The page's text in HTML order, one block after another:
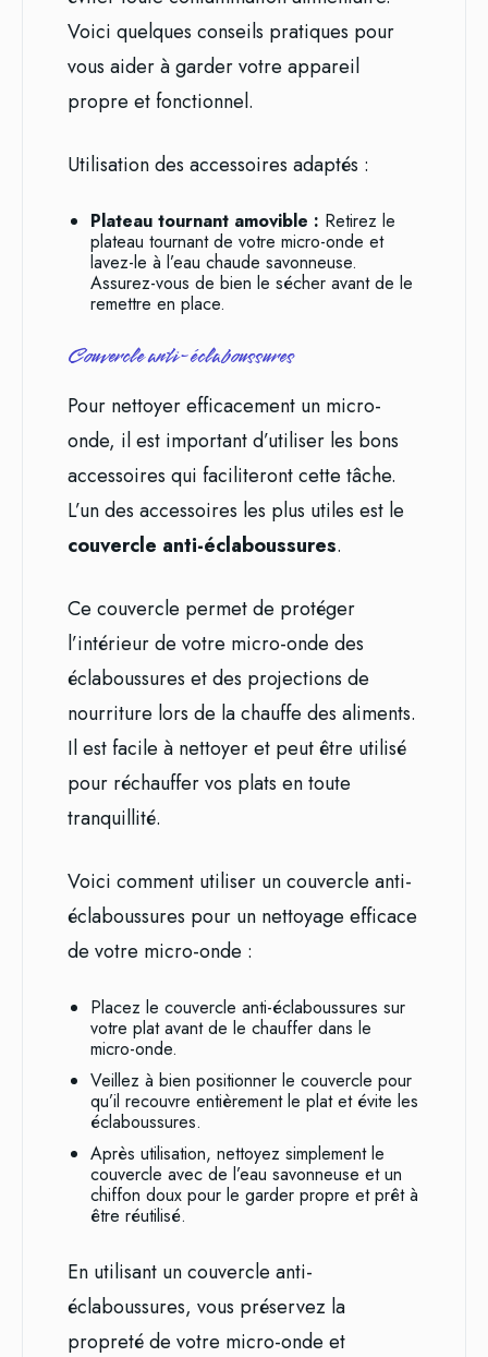
Voici quelques conseils pratiques pour
vous aider à garder votre appareil
propre et fonctionnel.
Utilisation des accessoires adaptés :
Plateau tournant amovible : Retirez le
plateau tournant de votre micro-onde et
lavez-le à l’eau chaude savonneuse.
Assurez-vous de bien le sécher avant de le
remettre en place.
Couvercle anti-éclaboussures
Pour nettoyer efficacement un micro-
onde, il est important d’utiliser les bons
accessoires qui faciliteront cette tâche.
L’un des accessoires les plus utiles est le
couvercle anti-éclaboussures.
Ce couvercle permet de protéger
l’intérieur de votre micro-onde des
éclaboussures et des projections de
nourriture lors de la chauffe des aliments.
Il est facile à nettoyer et peut être utilisé
pour réchauffer vos plats en toute
tranquillité.
Voici comment utiliser un couvercle anti-
éclaboussures pour un nettoyage efficace
de votre micro-onde :
Placez le couvercle anti-éclaboussures sur
votre plat avant de le chauffer dans le
micro-onde.
Veillez à bien positionner le couvercle pour
qu’il recouvre entièrement le plat et évite les
éclaboussures.
Après utilisation, nettoyez simplement le
couvercle avec de l’eau savonneuse et un
chiffon doux pour le garder propre et prêt à
être réutilisé.
En utilisant un couvercle anti-
éclaboussures, vous préservez la
propreté de votre micro-onde et